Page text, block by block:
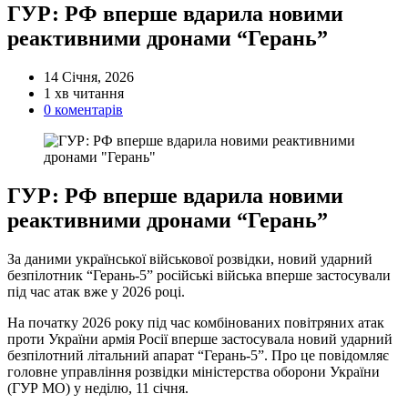
ГУР: РФ вперше вдарила новими
реактивними дронами “Герань”
14 Січня, 2026
Орієнтовний
час
1 хв читання
0 коментарів
ГУР: РФ вперше вдарила новими
реактивними дронами “Герань”
За даними української військової розвідки, новий ударний
безпілотник “Герань-5” російські війська вперше застосували
під час атак вже у 2026 році.
На початку 2026 року під час комбінованих повітряних атак
проти України армія Росії вперше застосувала новий ударний
безпілотний літальний апарат “Герань-5”. Про це повідомляє
головне управління розвідки міністерства оборони України
(ГУР МО) у неділю, 11 січня.